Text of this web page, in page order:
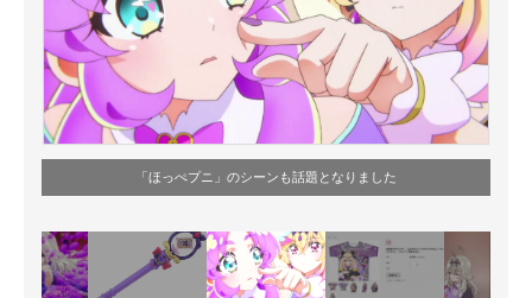
「ほっぺプニ」のシーンも話題となりました